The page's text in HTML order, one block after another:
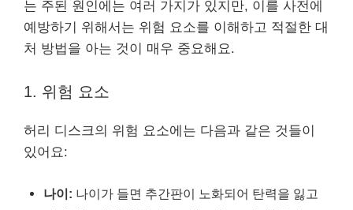
는 주된 원인에는 여러 가지가 있지만, 이를 사전에
예방하기 위해서는 위험 요소를 이해하고 적절한 대
처 방법을 아는 것이 매우 중요해요.
1. 위험 요소
허리 디스크의 위험 요소에는 다음과 같은 것들이
있어요:
나이: 나이가 들면 추간판이 노화되어 탄력을 잃고